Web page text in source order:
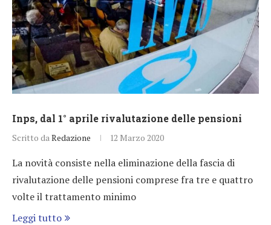
Inps, dal 1° aprile rivalutazione delle pensioni
Scritto da Redazione 12 Marzo 2020
La novità consiste nella eliminazione della fascia di
rivalutazione delle pensioni comprese fra tre e quattro
volte il trattamento minimo
Leggi tutto